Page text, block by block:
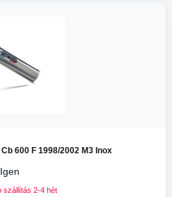
600 F 1998/2002 M3 Inox
Igen
szállítás 2-4 hét